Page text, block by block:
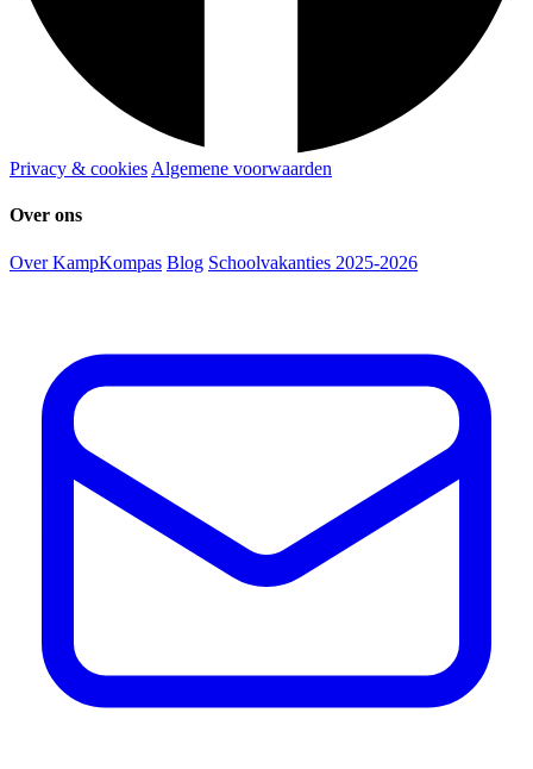
Privacy & cookies Algemene voorwaarden
Over ons
Over KampKompas Blog Schoolvakanties 2025-2026